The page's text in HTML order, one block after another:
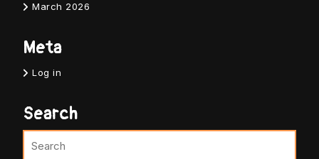
March 2026
Meta
Log in
Search